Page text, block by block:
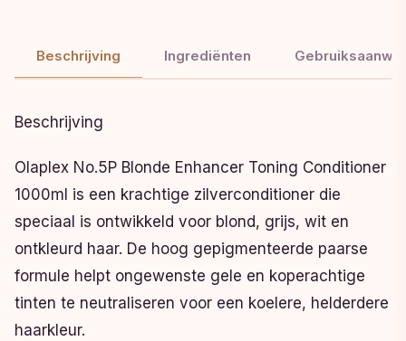
Beschrijving Ingrediënten
Beschrijving
Olaplex No.5P Blonde Enhancer Toning Conditioner
1000ml is een krachtige zilverconditioner die
speciaal is ontwikkeld voor blond, grijs, wit en
ontkleurd haar. De hoog gepigmenteerde paarse
formule helpt ongewenste gele en koperachtige
tinten te neutraliseren voor een koelere, helderdere
haarkleur.